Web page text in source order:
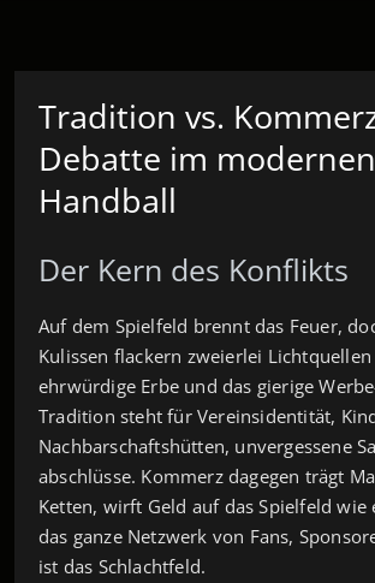
Tradition vs.
Debatte im modernen
Handball
Der Kern des Konflikts
Auf dem Spielfeld brennt das Feuer,
Kulissen flackern zweierlei Lichtquellen
ehrwürdige Erbe und das gierige
Tradition steht für Vereinsidentität,
Nachbarschaftshütten, unvergessene
abschlüsse. Kommerz dagegen trägt
Ketten, wirft Geld auf das Spielfeld wie
das ganze Netzwerk von Fans,
ist das Schlachtfeld.